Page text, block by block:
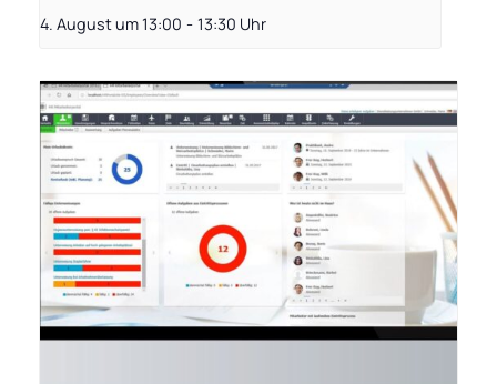
4. August um 13:00 - 13:30